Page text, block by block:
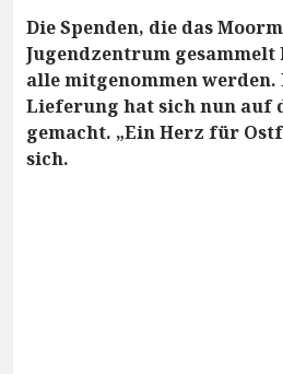
Die Spenden, die das
Jugendzentrum
alle mitgenommen werden.
Lieferung hat sich nun auf
gemacht. „Ein Herz für
sich.